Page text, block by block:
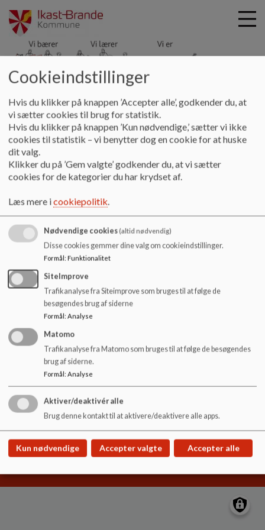
i
Læring og trivsel Politik Sorg-/kriseplan
Omsorgsplan
Omsorgsplan
Dokumenter
Omsorgsplan
Hyldgårdsskolen
Hyldgårds Allé 9
hyldgaardsskolen@ikast-brande.dk
99604800
EAN NR.
5798005571100
Sitemap
Cookie politik
Cookieindstillinger
Hvis du klikker på knappen ’Accepter alle’, godkender du, at
vi sætter cookies til brug for statistik.
Hvis du klikker på knappen ’Kun nødvendige,’ sætter vi ikke
cookies til statistik – vi benytter dog en cookie for at huske
dit valg.
Klikker du på ’Gem valgte’ godkender du, at vi sætter
cookies for de kategorier du har krydset af.
Læs mere icookiepolitik.
Nødvendige cookies(altid nødvendig)
Disse cookies gemmer dine valg om cookieindstillinger.
Formål: Funktionalitet
SiteImprove
Trafikanalyse fra Siteimprove som bruges til at følge de
besøgendes brug af siderne
Formål: Analyse
Matomo
Trafikanalyse fra Matomo som bruges til at følge de besøgendes
brug af siderne.
Formål: Analyse
Aktiver/deaktivér alle
Brug denne kontakt til at aktivere/deaktivere alle apps.
Kun nødvendige Accepter valgte Accepter alle